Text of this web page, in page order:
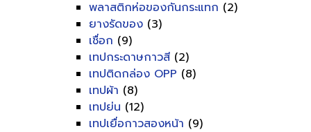
พลาสติกห่อของกันกระแทก (2)
ยางรัดของ (3)
เชื่อก (9)
เทปกระดาษกาวสี (2)
เทปติดกล่อง OPP (8)
เทปผ้า (8)
เทปย่น (12)
เทปเยื่อกาวสองหน้า (9)